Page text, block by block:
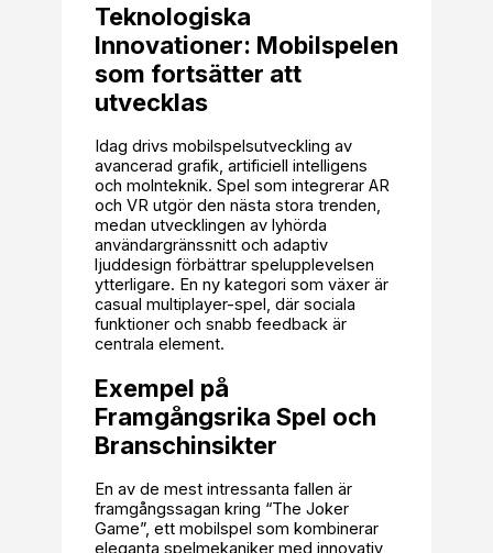
Teknologiska
Innovationer: Mobilspelen
som fortsätter att
utvecklas
Idag drivs mobilspelsutveckling av
avancerad grafik, artificiell intelligens
och molnteknik. Spel som integrerar AR
och VR utgör den nästa stora trenden,
medan utvecklingen av lyhörda
användargränssnitt och adaptiv
ljuddesign förbättrar spelupplevelsen
ytterligare. En ny kategori som växer är
casual multiplayer-spel, där sociala
funktioner och snabb feedback är
centrala element.
Exempel på
Framgångsrika Spel och
Branschinsikter
En av de mest intressanta fallen är
framgångssagan kring “The Joker
Game”, ett mobilspel som kombinerar
eleganta spelmekaniker med innovativ